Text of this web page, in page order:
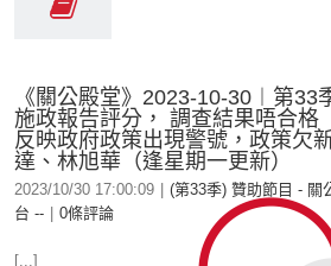
《關公殿堂》2023-10-30︱第33
施政報告評分， 調查結果唔合格
反映政府政策出現警號，政策欠
達、林旭華（逢星期一更新）
2023/10/30 17:00:09 (第33季) 贊助節目 - 關
台 --
0條評論
[...]